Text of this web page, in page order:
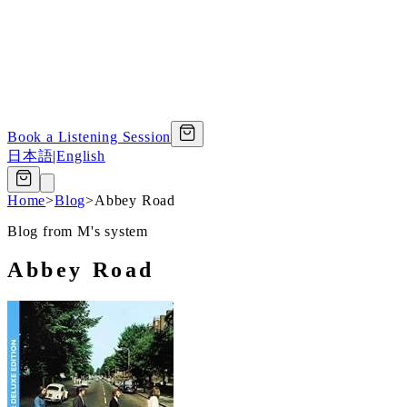
Book a Listening Session
日本語|English
Home>Blog>Abbey Road
Blog from M's system
Abbey Road